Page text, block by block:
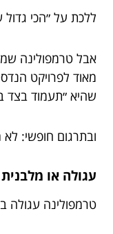
ללכת על ״הכי גדול
אבל טרמפולינה
מאוד לפרויקט
שהיא ״תעמוד בצד
ובתרגום חופשי:
עגולה או
טרמפולינה עגולה